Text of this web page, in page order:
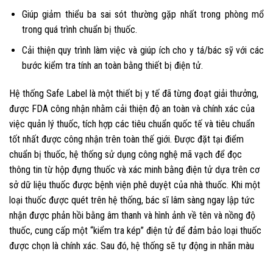
Giúp giảm thiểu ba sai sót thường gặp nhất trong phòng mổ
trong quá trình chuẩn bị thuốc.
Cải thiện quy trình làm việc và giúp ích cho y tá/bác sỹ với các
bước kiểm tra tính an toàn bằng thiết bị điện tử.
Hệ thống Safe Label là một thiết bị y tế đã từng đoạt giải thưởng,
được FDA công nhận nhằm cải thiện độ an toàn và chính xác của
việc quản lý thuốc, tích hợp các tiêu chuẩn quốc tế và tiêu chuẩn
tốt nhất được công nhận trên toàn thế giới. Được đặt tại điểm
chuẩn bị thuốc, hệ thống sử dụng công nghệ mã vạch để đọc
thông tin từ hộp đựng thuốc và xác minh bằng điện tử dựa trên cơ
sở dữ liệu thuốc được bệnh viện phê duyệt của nhà thuốc. Khi một
loại thuốc được quét trên hệ thống, bác sĩ lâm sàng ngay lập tức
nhận được phản hồi bằng âm thanh và hình ảnh về tên và nồng độ
thuốc, cung cấp một “kiểm tra kép” điện tử để đảm bảo loại thuốc
được chọn là chính xác. Sau đó, hệ thống sẽ tự động in nhãn màu